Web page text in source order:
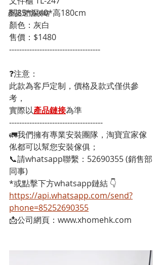
產品選購攻略
闊85*深40*高180cm
顏色：灰白
售價：$1480
------------------------------------
❓注意：
此款為客戶定制，價格及款式僅供參
考，
實際以產品鏈接為準
-------------------------------------
🚛我們擁有專業安裝團隊，淘寶宜家傢
俬都可以幫您安裝傢俱；
📞請whatsapp聯繫：52690355 (銷售部
同事)
*或點擊下方whatsapp鏈結 👇
https://api.whatsapp.com/send?
phone=85252690355
📩公司網頁：www.xhomehk.com